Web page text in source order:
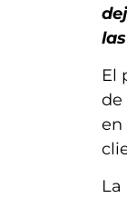
El
de
en